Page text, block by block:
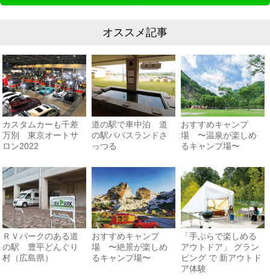
オススメ記事
カスタムカーも千差
万別 東京オートサ
ロン2022
道の駅で車中泊 道
の駅パパスランドさ
っつる
おすすめキャンプ
場 〜温泉が楽しめ
るキャンプ場〜
ＲＶパークのある道
の駅 豊平どんぐり
村（広島県）
おすすめキャンプ
場 〜絶景が楽しめ
るキャンプ場〜
「手ぶらで楽しめる
アウトドア」 グラン
ピング で 新アウトド
ア体験